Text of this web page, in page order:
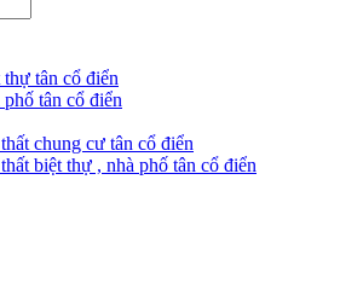
tân cổ điển
tân cổ điển
chung cư tân cổ điển
biệt thự , nhà phố tân cổ điển